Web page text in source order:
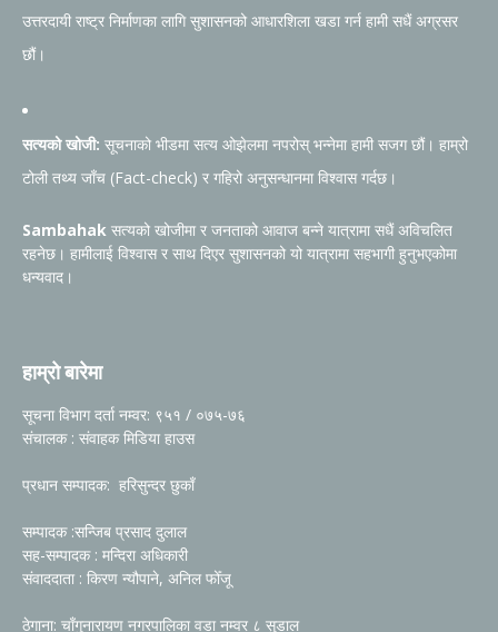
उत्तरदायी राष्ट्र निर्माणका लागि सुशासनको आधारशिला खडा गर्न हामी सधैं अग्रसर
छौं।
सत्यको खोजी: सूचनाको भीडमा सत्य ओझेलमा नपरोस् भन्नेमा हामी सजग छौं। हाम्रो
टोली तथ्य जाँच (Fact-check) र गहिरो अनुसन्धानमा विश्वास गर्दछ।
Sambahak सत्यको खोजीमा र जनताको आवाज बन्ने यात्रामा सधैं अविचलित
रहनेछ। हामीलाई विश्वास र साथ दिएर सुशासनको यो यात्रामा सहभागी हुनुभएकोमा
धन्यवाद।
हाम्रो बारेमा
सूचना विभाग दर्ता नम्वर: ९५१ / ०७५-७६
संचालक : संवाहक मिडिया हाउस
प्रधान सम्पादक: हरिसुन्दर छुकाँ
सम्पादक :सन्जिब प्रसाद दुलाल
सह-सम्पादक : मन्दिरा अधिकारी
संवाददाता : किरण न्यौपाने, अनिल फोँजू
ठेगाना: चाँगुनारायण नगरपालिका वडा नम्वर ८ सुडाल